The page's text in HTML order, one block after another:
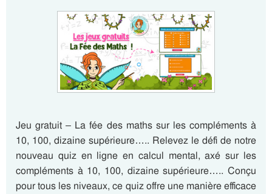
Jeu gratuit – La fée des maths sur les compléments à
10, 100, dizaine supérieure….. Relevez le défi de notre
nouveau quiz en ligne en calcul mental, axé sur les
compléments à 10, 100, dizaine supérieure….. Conçu
pour tous les niveaux, ce quiz offre une manière efficace